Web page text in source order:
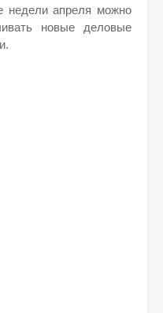
недели апреля можно
новые деловые